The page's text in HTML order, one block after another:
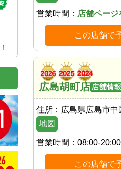
営業時間： 店舗ペー
この店舗で
広島胡町店
住所： 広島県広島市
地図
営業時間： 08:00-20:00
この店舗で